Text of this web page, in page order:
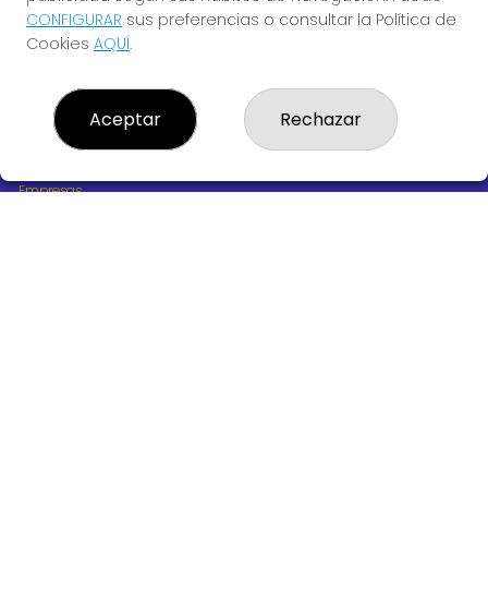
¿Quiénes somos?
Comprar lotería
Resultados
Empresas
CONFIGURAR sus preferencias o consultar la Política de
Cookies AQUÍ.
Aceptar Rechazar